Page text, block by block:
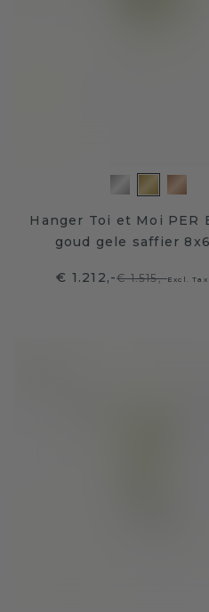
Hanger Toi et Moi PER
goud gele saffier
€ 1.212,-€ 1.515,-Excl. Tax